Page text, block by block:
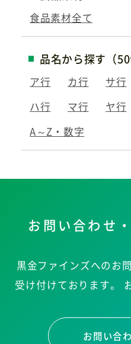
食品素材全て
品名から探す（50
ア行 カ行 サ行
ハ行
マ行 ヤ行
A～Z・数字
お問い合わせ
黒金ファインズへのお
受け付けております。
お問い合